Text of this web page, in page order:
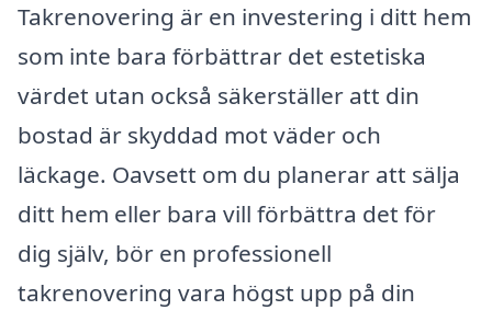
Takrenovering är en investering i ditt hem
som inte bara förbättrar det estetiska
värdet utan också säkerställer att din
bostad är skyddad mot väder och
läckage. Oavsett om du planerar att sälja
ditt hem eller bara vill förbättra det för
dig själv, bör en professionell
takrenovering vara högst upp på din